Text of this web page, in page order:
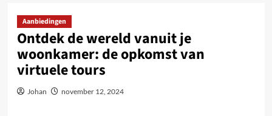
Aanbiedingen
Ontdek de wereld vanuit je
woonkamer: de opkomst van
virtuele tours
Johan november 12, 2024